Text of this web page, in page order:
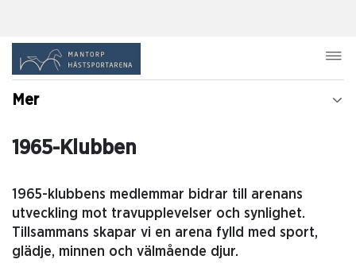
Mer
1965-Klubben
1965-klubbens medlemmar bidrar till arenans
utveckling mot travupplevelser och synlighet.
Tillsammans skapar vi en arena fylld med sport,
glädje, minnen och välmående djur.